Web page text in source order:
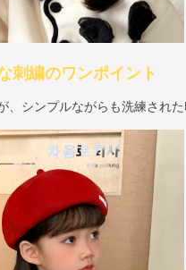
刺繍のワンポイント
シンプルながらも洗練された